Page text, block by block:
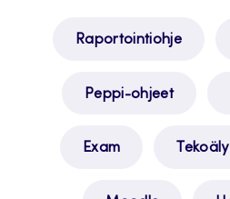
Raportointiohje
Peppi-ohjeet
Exam Tekoäly